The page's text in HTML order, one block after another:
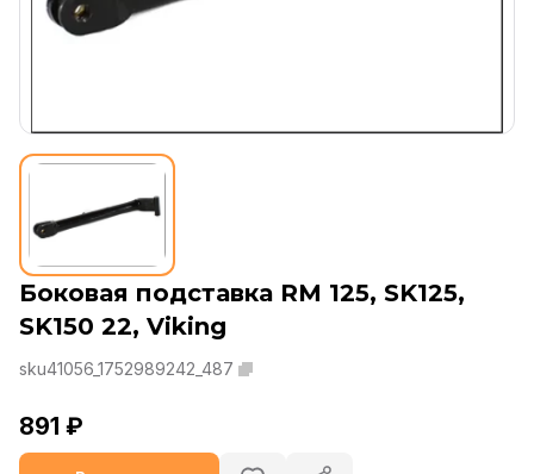
Боковая подставка RM 125, SK125,
SK150 22, Viking
sku41056_1752989242_487
891 ₽